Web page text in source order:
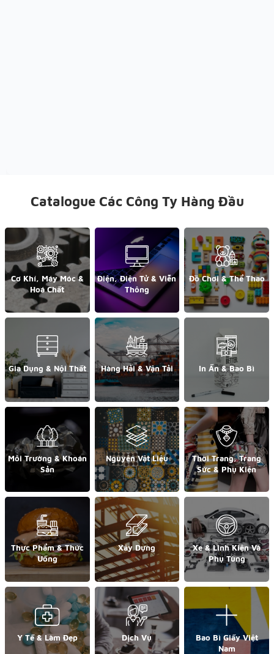
Catalogue Các Công Ty Hàng Đầu
Cơ Khí, Máy Móc &
Hoá Chất
Điện, Điện Tử & Viễn
Thông
Đồ Chơi & Thể Thao
Gia Dụng & Nội Thất Hàng Hải & Vận Tải In Ấn & Bao Bì
Môi Trường & Khoán
Sản
Nguyên Vật Liệu
Thời Trang, Trang
Sức & Phụ Kiện
Thực Phẩm & Thức
Uống
Xây Dựng
Xe & Linh Kiện Và
Phụ Tùng
Y Tế & Làm Đẹp Dịch Vụ
Bao Bì Giấy Việt
Nam